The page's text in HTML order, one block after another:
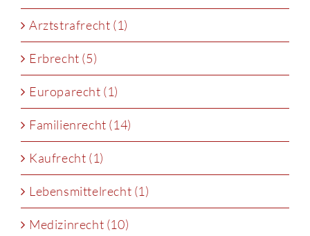
Arztstrafrecht (1)
Erbrecht (5)
Europarecht (1)
Familienrecht (14)
Kaufrecht (1)
Lebensmittelrecht (1)
Medizinrecht (10)